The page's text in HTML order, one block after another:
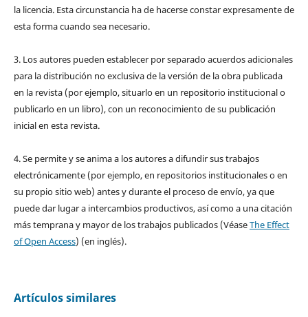
la licencia. Esta circunstancia ha de hacerse constar expresamente de
esta forma cuando sea necesario.
3. Los autores pueden establecer por separado acuerdos adicionales
para la distribución no exclusiva de la versión de la obra publicada
en la revista (por ejemplo, situarlo en un repositorio institucional o
publicarlo en un libro), con un reconocimiento de su publicación
inicial en esta revista.
4. Se permite y se anima a los autores a difundir sus trabajos
electrónicamente (por ejemplo, en repositorios institucionales o en
su propio sitio web) antes y durante el proceso de envío, ya que
puede dar lugar a intercambios productivos, así como a una citación
más temprana y mayor de los trabajos publicados (VéaseThe Effect
of Open Access) (en inglés).
Artículos similares